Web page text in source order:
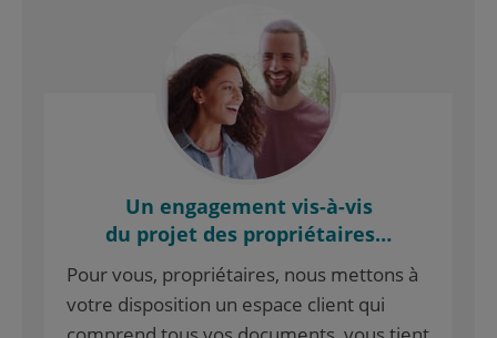
Un engagement vis-à-vis
du projet des propriétaires…
Pour vous, propriétaires, nous mettons à
votre disposition un espace client qui